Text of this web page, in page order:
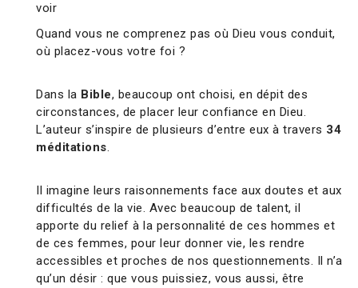
voir
Quand vous ne comprenez pas où Dieu vous conduit,
où placez-vous votre foi ?
Dans la Bible, beaucoup ont choisi, en dépit des
circonstances, de placer leur confiance en Dieu.
L’auteur s’inspire de plusieurs d’entre eux à travers 34
méditations.
Il imagine leurs raisonnements face aux doutes et aux
difficultés de la vie. Avec beaucoup de talent, il
apporte du relief à la personnalité de ces hommes et
de ces femmes, pour leur donner vie, les rendre
accessibles et proches de nos questionnements. Il n’a
qu’un désir : que vous puissiez, vous aussi, être